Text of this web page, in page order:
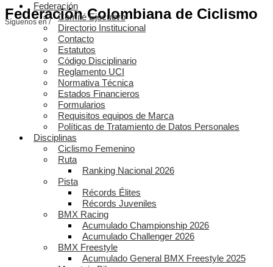
Federación Colombiana de Ciclismo
Síguenos en /
Federación
Comité Ejecutivo
Directorio Institucional
Contacto
Estatutos
Código Disciplinario
Reglamento UCI
Normativa Técnica
Estados Financieros
Formularios
Requisitos equipos de Marca
Políticas de Tratamiento de Datos Personales
Disciplinas
Ciclismo Femenino
Ruta
Ranking Nacional 2026
Pista
Récords Élites
Récords Juveniles
BMX Racing
Acumulado Championship 2026
Acumulado Challenger 2026
BMX Freestyle
Acumulado General BMX Freestyle 2025